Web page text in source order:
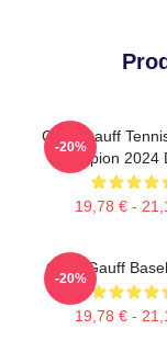
Coco Gauff
Champion 2024
19,78 € -
-20%
Coco Gauff
19,78 € -
-20%